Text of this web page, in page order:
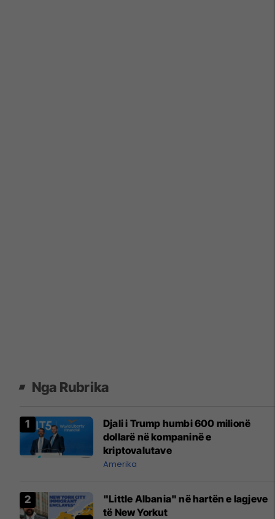
Nga Rubrika
Djali i Trump humbi 600 milionë
dollarë në kompaninë e
kriptovalutave
Amerika
"Little Albania" në hartën e lagjeve
të New Yorkut